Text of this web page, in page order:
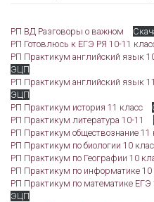
РП ВД Разговоры о важном
РП Готовлюсь к ЕГЭ РЯ 10-11
РП Практикум английский язык
ЭЦП
РП Практикум английский язык
ЭЦП
РП Практикум история 11 класс
РП Практикум литература 10-11
РП Практикум обществознание 11
РП Практикум по биологии 10
РП Практикум по Географии 10
РП Практикум по информатике 10
РП Практикум по математике ЕГЭ
ЭЦП